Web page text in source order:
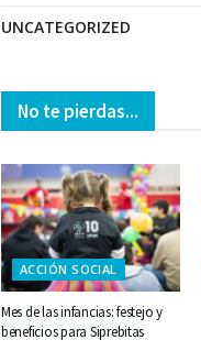
UNCATEGORIZED
No te pierdas...
ACCIÓN SOCIAL
Mes de las infancias: festejo y
beneficios para Siprebitas